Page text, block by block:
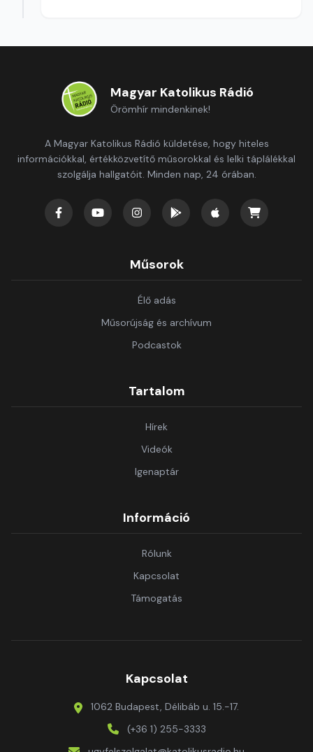
Magyar Katolikus Rádió
Örömhír mindenkinek!
A Magyar Katolikus Rádió küldetése, hogy hiteles
információkkal, értékközvetítő műsorokkal és lelki táplálékkal
szolgálja hallgatóit. Minden nap, 24 órában.
Műsorok
Élő adás
Műsorújság és archívum
Podcastok
Tartalom
Hírek
Videók
Igenaptár
Információ
Rólunk
Kapcsolat
Támogatás
Kapcsolat
1062 Budapest, Délibáb u. 15.-17.
(+36 1) 255-3333